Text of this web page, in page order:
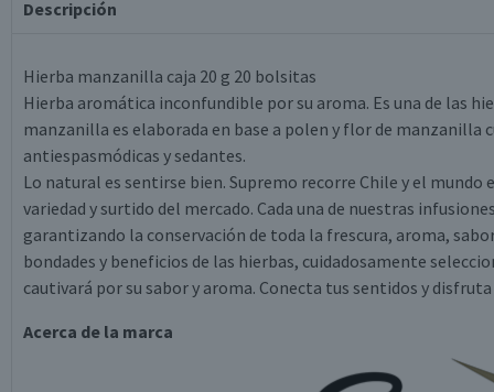
Descripción
Hierba manzanilla caja 20 g 20 bolsitas
Hierba aromática inconfundible por su aroma. Es una de las
manzanilla es elaborada en base a polen y flor de manzanilla
antiespasmódicas y sedantes.
Lo natural es sentirse bien. Supremo recorre Chile y el
variedad y surtido del mercado. Cada una de nuestras
garantizando la conservación de toda la frescura, aroma,
bondades y beneficios de las hierbas, cuidadosamente
cautivará por su sabor y aroma. Conecta tus sentidos y disfruta
Acerca de la marca